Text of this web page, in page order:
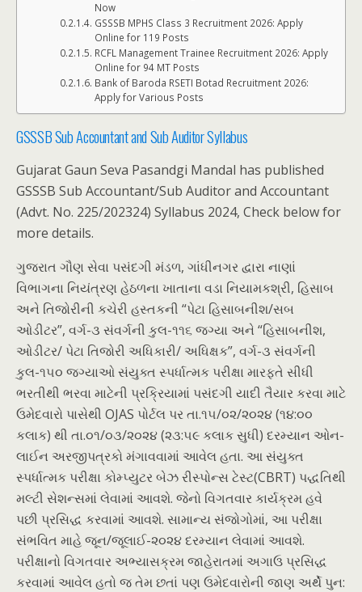
Now
GSSSB MPHS Class 3 Recruitment 2026: Apply
Online for 119 Posts
RCFL Management Trainee Recruitment 2026: Apply
Online for 94 MT Posts
Bank of Baroda RSETI Botad Recruitment 2026:
Apply for Various Posts
GSSSB Sub Accountant and Sub Auditor Syllabus
Gujarat Gaun Seva Pasandgi Mandal has published
GSSSB Sub Accountant/Sub Auditor and Accountant
(Advt. No. 225/202324) Syllabus 2024, Check below for
more details.
ગુજરાત ગૌણ સેવા પસંદગી મંડળ, ગાંધીનગર દ્વારા નાણાં
વિભાગના નિયંત્રણ હેઠળના ખાતાના વડા નિયામકશ્રી, હિસાબ
અને તિજોરીની કચેરી હસ્તકની “પેટા હિસાબનીશ/સબ
ઓડીટર”, વર્ગ-૩ સંવર્ગની કુલ-૧૧૬ જગ્યા અને “હિસાબનીશ,
ઓડીટર/ પેટા તિજોરી અધિકારી/ અધિક્ષક”, વર્ગ-૩ સંવર્ગની
કુલ-૧૫૦ જગ્યાઓ સંયુક્ત સ્પર્ધાત્મક પરીક્ષા મારફતે સીધી
ભરતીથી ભરવા માટેની પ્રક્રિયામાં પસંદગી યાદી તૈયાર કરવા માટે
ઉમેદવારો પાસેથી OJAS પોર્ટલ પર તા.૧૫/૦૨/૨૦૨૪ (૧૪:૦૦
કલાક) થી તા.૦૧/૦૩/૨૦૨૪ (૨૩:૫૯ કલાક સુધી) દરમ્યાન ઓન-
લાઈન અરજીપત્રકો મંગાવવામાં આવેલ હતા. આ સંયુક્ત
સ્પર્ધાત્મક પરીક્ષા કોમ્પ્યુટર બેઝ રીસ્પોન્સ ટેસ્ટ(CBRT) પદ્ધતિથી
મલ્ટી સેશન્સમાં લેવામાં આવશે. જેનો વિગતવાર કાર્યક્રમ હવે
પછી પ્રસિદ્ધ કરવામાં આવશે. સામાન્ય સંજોગોમાં, આ પરીક્ષા
સંભવિત માહે જૂન/જૂલાઈ-૨૦૨૪ દરમ્યાન લેવામાં આવશે.
પરીક્ષાનો વિગતવાર અભ્યાસક્રમ જાહેરાતમાં અગાઉ પ્રસિદ્ધ
કરવામાં આવેલ હતો જ તેમ છતાં પણ ઉમેદવારોની જાણ અર્થે પુન: